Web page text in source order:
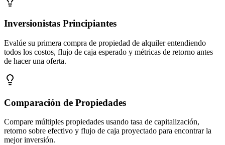
Inversionistas Principiantes
Evalúe su primera compra de propiedad de alquiler entendiendo
todos los costos, flujo de caja esperado y métricas de retorno antes
de hacer una oferta.
Comparación de Propiedades
Compare múltiples propiedades usando tasa de capitalización,
retorno sobre efectivo y flujo de caja proyectado para encontrar la
mejor inversión.